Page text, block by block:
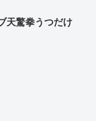
天驚拳うつだけ